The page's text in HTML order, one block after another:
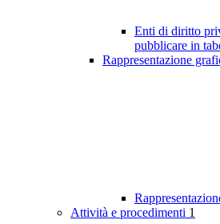
Enti di diritto
pubblicare in
Rappresentazione
Attività e procedimenti 1